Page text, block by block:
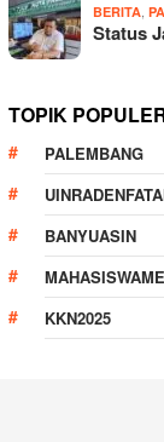
BERITA,
Status
TOPIK
PALEMBANG
BANYUASIN
KKN2025